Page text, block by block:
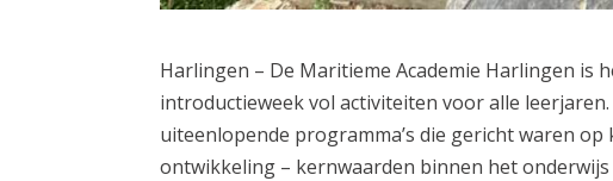
Harlingen – De Maritieme Academie Harlingen is
introductieweek vol activiteiten voor alle
uiteenlopende programma’s die gericht waren
ontwikkeling – kernwaarden binnen het onderwijs